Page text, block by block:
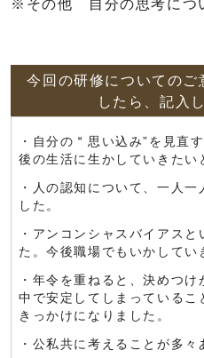
※その他 自分の思考につ
今回の研修についてのご
したら、記入
・自分の＂思い込み”を見直
後の生活に生かしていきたい
・人の認知について、一人
した。
・アンコンシャスバイアス
た。今後職場でもいかしてい
・年令を重ねると、決めつ
中で安定してしまっているこ
きっかけになりました。
・公私共に考えることが多々